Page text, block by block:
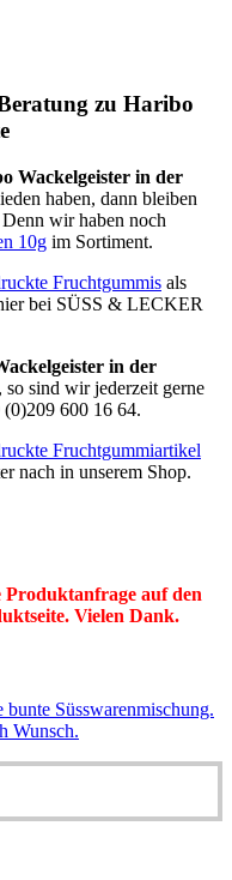
zu Haribo
Wackelgeister in der
haben, dann bleiben
wir haben noch
10g im Sortiment.
Fruchtgummis als
bei SÜSS & LECKER
in der
so sind wir jederzeit gerne
600 16 64.
Fruchtgummiartikel
nach in unserem Shop.
auf den
Vielen Dank.